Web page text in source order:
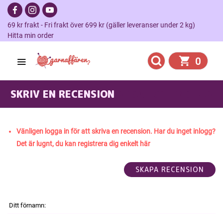
69 kr frakt - Fri frakt över 699 kr (gäller leveranser under 2 kg)
Hitta min order
0
SKRIV EN RECENSION
Vänligen logga in för att skriva en recension. Har du inget inlogg?
Det är lugnt, du kan registrera dig enkelt här
Ditt förnamn: